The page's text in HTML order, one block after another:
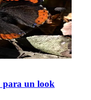
para un look